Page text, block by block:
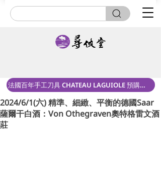
法國百年手工刀具 CHATEAU LAGUIOLE 預購中！
2024/6/1(六) 精準、細緻、平衡的德國Saar
薩爾干白酒：Von Othegraven奧特格雷文酒
莊